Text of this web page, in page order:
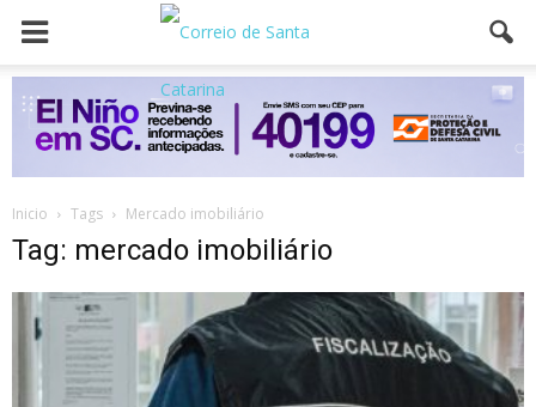
Inicio Tags Mercado imobiliário
Tag: mercado imobiliário